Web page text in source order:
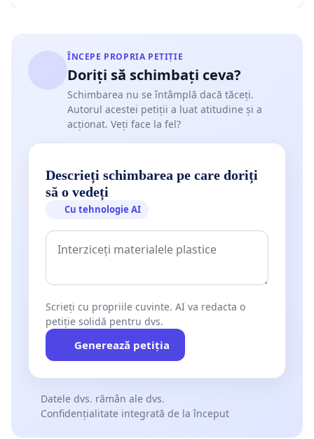
ÎNCEPE PROPRIA PETIȚIE
Doriți să schimbați ceva?
Schimbarea nu se întâmplă dacă tăceți.
Autorul acestei petiții a luat atitudine și a
acționat. Veți face la fel?
Descrieți schimbarea pe care doriți
să o vedeți
Cu tehnologie AI
Scrieți cu propriile cuvinte. AI va redacta o
petiție solidă pentru dvs.
Generează petiția
Datele dvs. rămân ale dvs.
Confidențialitate integrată de la început